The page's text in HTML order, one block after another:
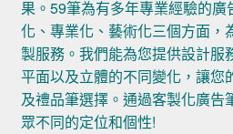
果。59筆為有多年專業經驗的
化、專業化、藝術化三個方面，
製服務。我們能為您提供設計服
平面以及立體的不同變化，讓您
及禮品筆選擇。通過客製化廣告
眾不同的定位和個性!